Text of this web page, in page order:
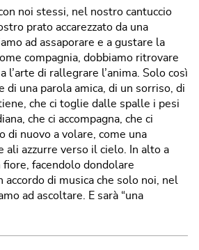
noi stessi, nel nostro cantuccio
prato accarezzato da una
ad assaporare e a gustare la
compagnia, dobbiamo ritrovare
l’arte di rallegrare l’anima. Solo così
di una parola amica, di un sorriso, di
che ci toglie dalle spalle i pesi
che ci accompagna, che ci
di nuovo a volare, come una
ali azzurre verso il cielo. In alto a
facendolo dondolare
accordo di musica che solo noi, nel
ad ascoltare. E sarà “una